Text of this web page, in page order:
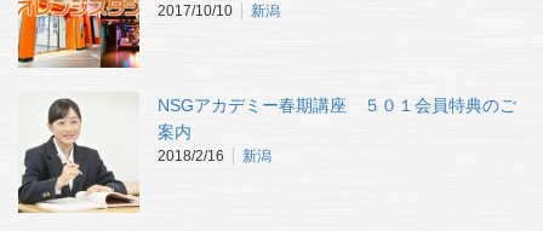
2017/10/10 新潟
NSGアカデミー春期講座 ５０１会員特典のご
案内
2018/2/16 新潟